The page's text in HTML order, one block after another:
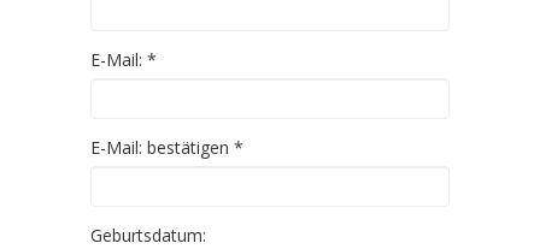
E-Mail: *
E-Mail: bestätigen *
Geburtsdatum: